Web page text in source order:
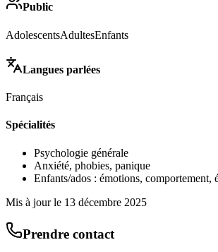
Public
AdolescentsAdultesEnfants
Langues parlées
Français
Spécialités
Psychologie générale
Anxiété, phobies, panique
Enfants/ados : émotions, comportement,
Mis à jour le 13 décembre 2025
Prendre contact